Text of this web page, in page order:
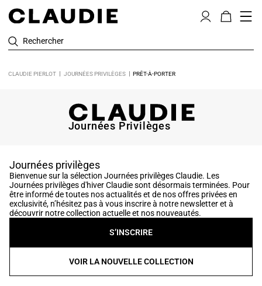
Rechercher
CLAUDIE PIERLOT JOURNÉES PRIVILÈGES PRÊT-À-PORTER
Journées Privilèges
Journées privilèges
Bienvenue sur la sélection Journées privilèges Claudie. Les
Journées privilèges d'hiver Claudie sont désormais terminées. Pour
être informé de toutes nos actualités et de nos offres privées en
exclusivité, n’hésitez pas à vous inscrire à notre newsletter et à
découvrir notre collection actuelle et nos nouveautés.
S’INSCRIRE
VOIR LA NOUVELLE COLLECTION